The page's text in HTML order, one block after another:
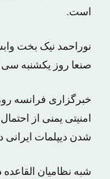
است.
نوراحمد نیک بخت
صنعا روز یکشنبه سی
خبرگزاری فرانسه
امنیتی یمنی از
شدن دیپلمات ایرانی